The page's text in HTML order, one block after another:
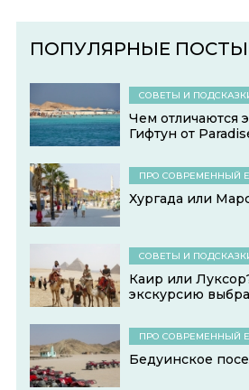
ПОПУЛЯРНЫЕ ПОСТЫ
СОВЕТЫ И
Чем отличаются
Гифтун от
ПРО СОВРЕМЕННЫЙ
Хургада или
СОВЕТЫ И
Каир или
экскурсию
ПРО СОВРЕМЕННЫЙ
Бедуинское